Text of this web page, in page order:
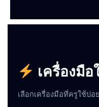
เครื่องมื
เลือกเครื่องมือที่ครูใช้บ่อ